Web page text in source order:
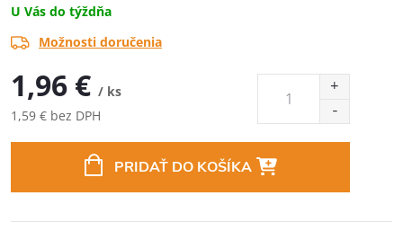
U Vás do týždňa
Možnosti doručenia
1,96 € / ks
1,59 € bez DPH
PRIDAŤ DO KOŠÍKA